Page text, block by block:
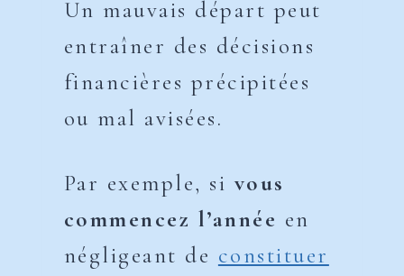
Un mauvais départ peut
entraîner des décisions
financières précipitées
ou mal avisées.
Par exemple, si vous
commencez l’année en
négligeant de constituer